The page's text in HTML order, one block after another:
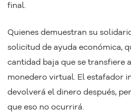
final.
Quienes demuestran su
solicitud de ayuda económica,
cantidad baja que se transfiere
monedero virtual. El estafador
devolverá el dinero después,
que eso no ocurrirá.